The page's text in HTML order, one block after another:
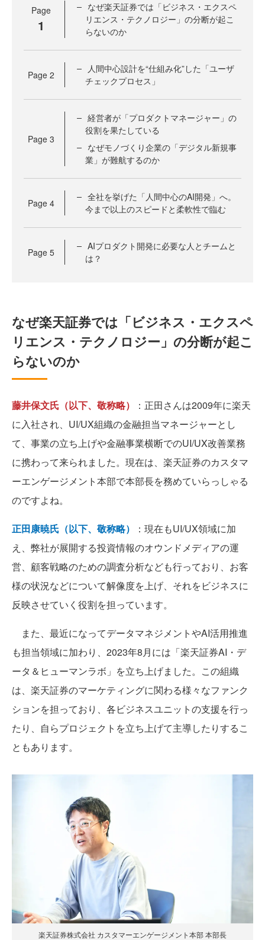
Page
1
なぜ楽天証券では「ビジネス・エクスペ
リエンス・テクノロジー」の分断が起こ
らないのか
Page 2
人間中心設計を“仕組み化”した「ユーザ
チェックプロセス」
Page 3
経営者が「プロダクトマネージャー」の
役割を果たしている
なぜモノづくり企業の「デジタル新規事
業」が難航するのか
Page 4
全社を挙げた「人間中心のAI開発」へ。
今まで以上のスピードと柔軟性で臨む
Page 5
AIプロダクト開発に必要な人とチームと
は？
なぜ楽天証券では「ビジネス・エクスペ
リエンス・テクノロジー」の分断が起こ
らないのか
藤井保文氏（以下、敬称略）
：正田さんは2009年に楽天
に入社され、UI/UX組織の金融担当マネージャーとし
て、事業の立ち上げや金融事業横断でのUI/UX改善業務
に携わって来られました。現在は、楽天証券のカスタマ
ーエンゲージメント本部で本部長を務めていらっしゃる
のですよね。
正田康暁氏（以下、敬称略）
：現在もUI/UX領域に加
え、弊社が展開する投資情報のオウンドメディアの運
営、顧客戦略のための調査分析なども行っており、お客
様の状況などについて解像度を上げ、それをビジネスに
反映させていく役割を担っています。
また、最近になってデータマネジメントやAI活用推進
も担当領域に加わり、2023年8月には「楽天証券AI・デ
ータ＆ヒューマンラボ」を立ち上げました。この組織
は、楽天証券のマーケティングに関わる様々なファンク
ションを担っており、各ビジネスユニットの支援を行っ
たり、自らプロジェクトを立ち上げて主導したりするこ
ともあります。
楽天証券株式会社 カスタマーエンゲージメント本部 本部長